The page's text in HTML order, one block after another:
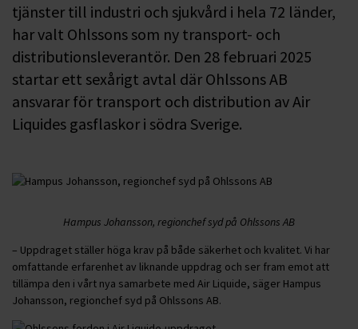
tjänster till industri och sjukvård i hela 72 länder,
har valt Ohlssons som ny transport- och
distributionsleverantör. Den 28 februari 2025
startar ett sexårigt avtal där Ohlssons AB
ansvarar för transport och distribution av Air
Liquides gasflaskor i södra Sverige.
Hampus Johansson, regionchef syd på Ohlssons AB
– Uppdraget ställer höga krav på både säkerhet och kvalitet. Vi har
omfattande erfarenhet av liknande uppdrag och ser fram emot att
tillämpa den i vårt nya samarbete med Air Liquide, säger Hampus
Johansson, regionchef syd på Ohlssons AB.